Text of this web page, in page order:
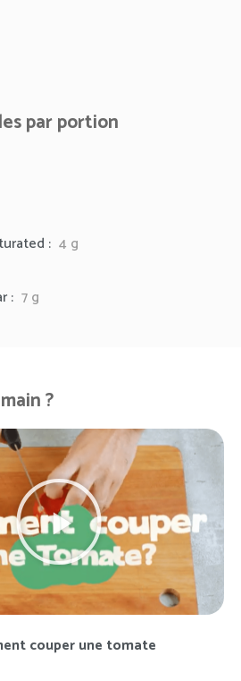
par portion
: 4 g
: 7 g
?
couper une tomate